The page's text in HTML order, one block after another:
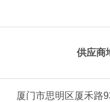
供应商
厦门市思明区厦禾路